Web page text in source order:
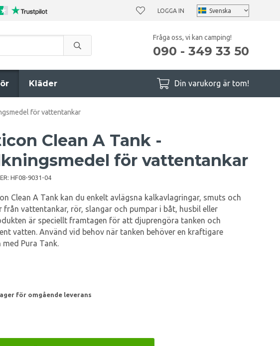
LOGGA IN
Fråga oss, vi kan camping!
090 - 349 33 50
Kläder Din varukorg är tom!
för vattentankar
Clean A Tank -
för vattentankar
HF08-9031-04
Clean A Tank kan du enkelt avlägsna kalkavlagringar, smuts och
från vattentankar, rör, slangar och pumpar i båt, husbil eller
är speciellt framtagen för att djuprengöra tanken och
vatten. Använd vid behov när tanken behöver en kraftigare
Pura Tank.
för omgående leverans